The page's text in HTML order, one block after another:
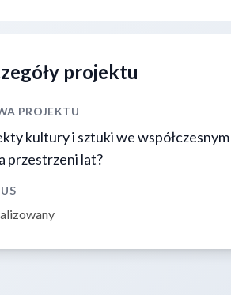
projektu
PROJEKTU
kultury i sztuki we współczesnym
przestrzeni lat?